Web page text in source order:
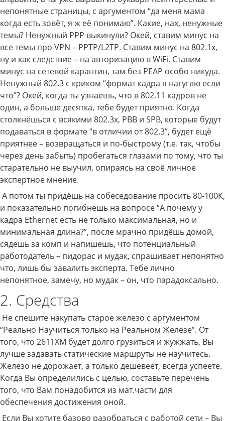
непонятные страницы, с аргументом “да меня мама
когда есть зовёт, я ж её понимаю”. Какие, нах, ненужные
темы? Ненужный PPP выкинули? Окей, ставим минус на
все темы про VPN – PPTP/L2TP. Ставим минус на 802.1x,
ну и как следствие – на авторизацию в WiFi. Ставим
минус на сетевой карантин, там без PEAP особо никуда.
Ненужный 802.3 с криком “формат кадра я нагуглю если
что”? Окей, когда ты узнаешь, что в 802.11 кадров не
один, а больше десятка, тебе будет приятно. Когда
столкнёшься с всякими 802.3x, PBB и SPB, которые будут
подаваться в формате “в отличии от 802.3”, будет ещё
приятнее – возвращаться и по-быстрому (т.е. так, чтобы
через день забыть) пробегаться глазами по тому, что ты
старательно не выучил, опираясь на своё личное
экспертное мнение.
А потом ты придёшь на собеседование просить 80-100К,
и показательно погибнешь на вопросе “А почему у
кадра Ethernet есть не только максимальная, но и
минимальная длина?”, после мрачно придёшь домой,
сядешь за комп и напишешь, что потенциальный
работодатель – пидорас и мудак, спрашивает непонятно
что, лишь бы завалить эксперта. Тебе лично
непонятное, замечу, но мудак – он, что парадоксально.
2. Средства
Не спешите накупать старое железо с аргументом
“Реально Научиться только на Реальном Железе”. От
того, что 2611XM будет долго грузиться и жужжать, Вы
лучше задавать статические маршруты не научитесь.
Железо не дорожает, а только дешевеет, всегда успеете.
Когда Вы определились с целью, составьте перечень
того, что Вам понадобится из мат.части для
обеспечения достижения оной.
Если Вы хотите базово разобраться с работой сети – Вы